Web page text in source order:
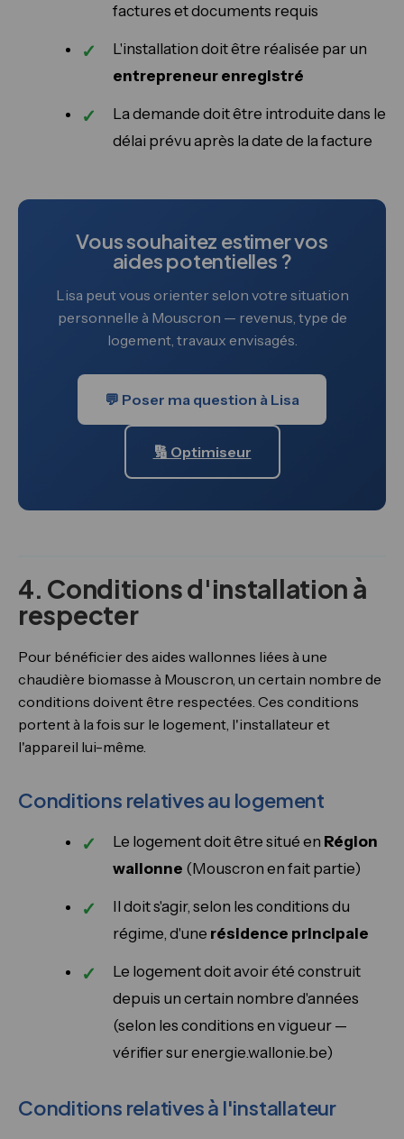
factures et documents requis
L'installation doit être réalisée par un
entrepreneur enregistré
La demande doit être introduite dans le
délai prévu après la date de la facture
Vous souhaitez estimer vos
aides potentielles ?
Lisa peut vous orienter selon votre situation
personnelle à Mouscron — revenus, type de
logement, travaux envisagés.
💬 Poser ma question à Lisa
🔢 Optimiseur
4. Conditions d'installation à
respecter
Pour bénéficier des aides wallonnes liées à une
chaudière biomasse à Mouscron, un certain nombre de
conditions doivent être respectées. Ces conditions
portent à la fois sur le logement, l'installateur et
l'appareil lui-même.
Conditions relatives au logement
Le logement doit être situé en Région
wallonne (Mouscron en fait partie)
Il doit s'agir, selon les conditions du
régime, d'une résidence principale
Le logement doit avoir été construit
depuis un certain nombre d'années
(selon les conditions en vigueur —
vérifier sur energie.wallonie.be)
Conditions relatives à l'installateur